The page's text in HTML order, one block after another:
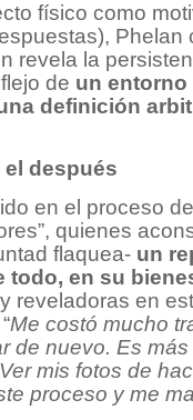
físico como
revela la
de un entorno
definición
el después
en el proceso
quienes
flaquea- un
en su
reveladoras en
Me costó mucho
de nuevo. Es
Ver mis fotos de
proceso y me